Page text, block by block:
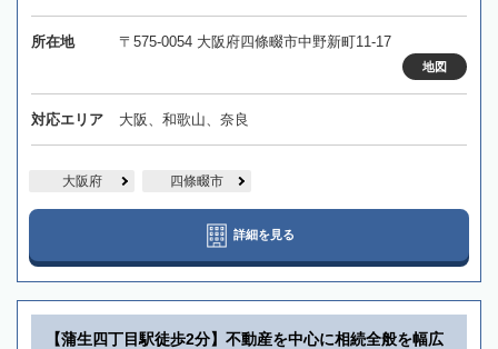
所在地 〒575-0054 大阪府四條畷市中野新町11-17
地図
対応エリア 大阪、和歌山、奈良
大阪府 四條畷市
詳細を見る
【蒲生四丁目駅徒歩2分】不動産を中心に相続全般を幅広